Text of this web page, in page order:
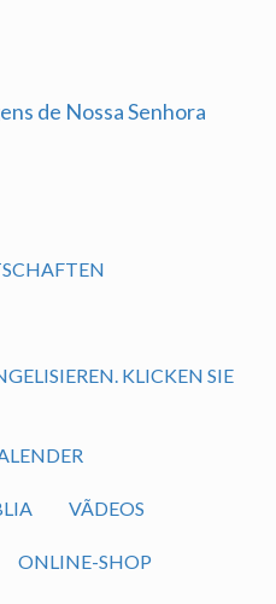
de Nossa Senhora
KLICKEN SIE
VÃ­DEOS
ONLINE-SHOP